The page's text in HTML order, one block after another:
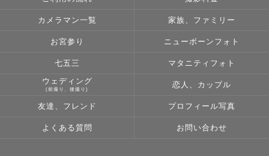
事前に打ち合わせを行います。
ZOOMでの打ち合わせも対応可能です。
撮影場所や写真のイメージ、服装など
＊指名料は季節によって変動します。
カメラマン一覧 家族、ファミリー
お宮参り ニューボーンフォト
七五三 マタニティフォト
ウェディング
(前撮り、後撮り)
恋人、カップル
友達、フレンド プロフィール写真
よくある質問 お問い合わせ